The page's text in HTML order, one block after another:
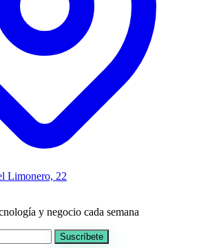
Limonero, 22
y negocio cada semana
Suscríbete